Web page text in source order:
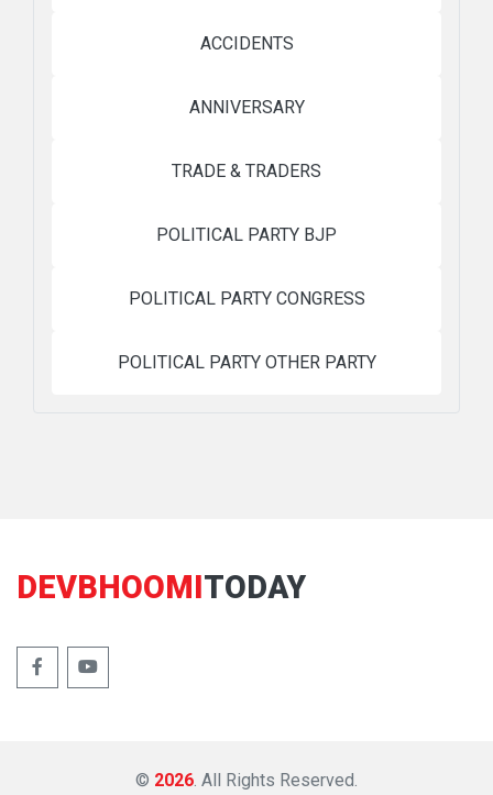
ACCIDENTS
ANNIVERSARY
TRADE & TRADERS
POLITICAL PARTY BJP
POLITICAL PARTY CONGRESS
POLITICAL PARTY OTHER PARTY
DEVBHOOMITODAY
© 2026 . All Rights Reserved.